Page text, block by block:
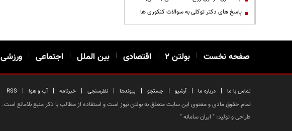
پاسخ های دکتر توکلی به سوالات کنکوری ها
صفحه نخست | بولتن ۲ | اقتصادی | بین الملل | اجتماعی | ورزشی
تماس با ما | درباره ما | آرشیو | جستجو | پیوندها | نظرسنجی | خبرنامه | آب و هوا |
RSS
تمام حقوق مادی و معنوی این سایت متعلق به بولتن نیوز است و استفاده از مطالب با ذکر منبع بلامانع است.
طراحی و تولید: " ایران سامانه"